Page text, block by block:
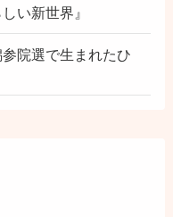
い新世界』
院選で生まれたひ